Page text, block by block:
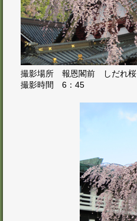
撮影場所 報恩閣前 しだれ桜
撮影時間 6：45